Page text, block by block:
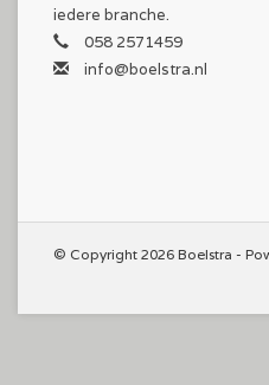
iedere branche.
058 2571459
info@boelstra.nl
© Copyright 2026 Boelstra -